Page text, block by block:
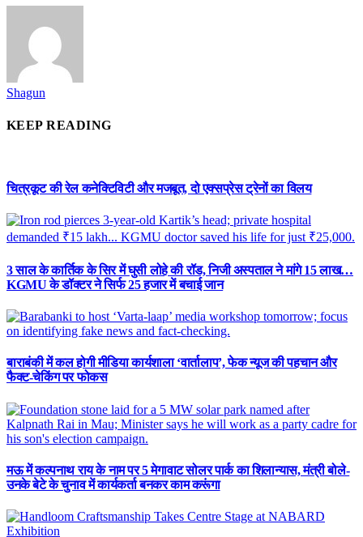
Shagun
KEEP READING
चित्रकूट की रेल कनेक्टिविटी और मजबूत, दो एक्सप्रेस ट्रेनों का विलय
3 साल के कार्तिक के सिर में घुसी लोहे की रॉड, निजी अस्पताल ने मांगे 15 लाख…
KGMU के डॉक्टर ने सिर्फ 25 हजार में बचाई जान
बाराबंकी में कल होगी मीडिया कार्यशाला ‘वार्तालाप’, फेक न्यूज की पहचान और
फैक्ट-चेकिंग पर फोकस
मऊ में कल्पनाथ राय के नाम पर 5 मेगावाट सोलर पार्क का शिलान्यास, मंत्री बोले-
उनके बेटे के चुनाव में कार्यकर्ता बनकर काम करूंगा